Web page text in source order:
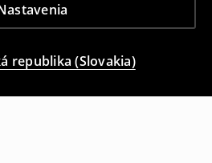
republika (Slovakia)